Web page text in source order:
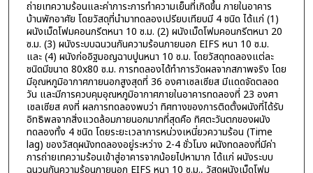
ถ่ายเทความร้อนและค่าภาระการทำความเย็นที่เกิดขึ้น ภายในอาคาร
บ้านพักอาศัย โดยวัสดุที่นำมาทดลองเปรียบเทียบมี 4 ชนิด ได้แก่ (1)
ผนังเม็ดโฟมคอนกรีตหนา 10 ซ.ม. (2) ผนังเม็ดโฟมคอนกรีตหนา 20
ซ.ม. (3) ผนังระบบฉนวนกันความร้อนภายนอก EIFS หนา 10 ซ.ม.
และ (4) ผนังก่ออิฐมอญฉาบปูนหนา 10 ซ.ม. โดยวัสดุทดลองแต่ละ
ชนิดมีขนาด 80x80 ซ.ม. การทดลองได้ทำการวัดผลจากสภาพจริง โดย
มีอุณหภูมิอากาศภายนอกสูงสุดที่ 36 องศาเซลเซียส มีแดดจัดตลอด
วัน และมีการควบคุมอุณหภูมิอากาศภายในอาคารทดลองที่ 23 องศา
เซลเซียส คงที่ ผลการทดลองพบว่า ทิศทางของการติดตั้งผนังที่ได้รับ
อิทธิพลจากสิ่งแวดล้อมภายนอกมากที่สุดคือ ทิศตะวันตกของผนัง
ทดลองทั้ง 4 ชนิด โดยระยะเวลาการหน่วงเหนี่ยวความร้อน (Time
lag) ของวัสดุผนังทดลองอยู่ระหว่าง 2-4 ชั่วโมง ผนังทดลองที่มีค่า
การถ่ายเทความร้อนเข้าสู่อาคารจากน้อยไปหามาก ได้แก่ ผนังระบบ
ฉนวนกันความร้อนภายนอก EIFS หนา 10 ซ.ม., วัสดุผนังเม็ดโฟม